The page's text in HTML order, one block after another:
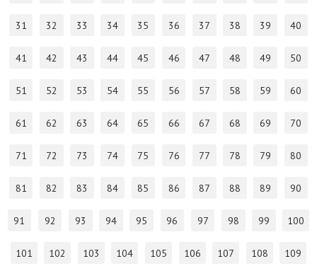
31 32 33 34 35 36 37 38 39 40
41 42 43 44 45 46 47 48 49 50
51 52 53 54 55 56 57 58 59 60
61 62 63 64 65 66 67 68 69 70
71 72 73 74 75 76 77 78 79 80
81 82 83 84 85 86 87 88 89 90
91 92 93 94 95 96 97 98 99 100
101 102 103 104 105 106 107 108 109